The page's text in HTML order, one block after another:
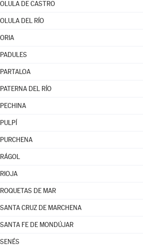
OLULA DE CASTRO
OLULA DEL RÍO
ORIA
PADULES
PARTALOA
PATERNA DEL RÍO
PECHINA
PULPÍ
PURCHENA
RÁGOL
RIOJA
ROQUETAS DE MAR
SANTA CRUZ DE MARCHENA
SANTA FE DE MONDÚJAR
SENÉS